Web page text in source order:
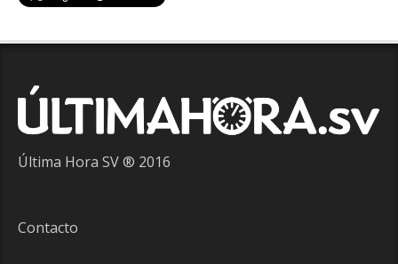
Última Hora SV ® 2016
Contacto